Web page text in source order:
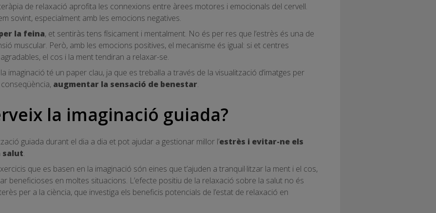
de relaxació aprofita les connexions entre àrees motores i emocionals del cervell.
sovint, especialment amb les emocions negatives.
la feina, et sentiràs tens físicament i mentalment. No és per res que l’estrès és una de
muscular. Però, amb les emocions positives, el mecanisme és igual: si et centres
el cos i la ment tendiran a relaxar-se.
imaginació té un paper clau, ja que es treballa a través de la visualització d’imatges per
conseqüència, augmentar la sensació de benestar.
la imaginació guiada?
guiada durant el dia a dia et pot ajudar a gestionar millor l’estrès i evitar-ne els
salut.
que es basen en la imaginació són eines que t’ajuden a tranquil·litzar la ment i el cos,
beneficioses en moltes situacions. L’efecte positiu de la relaxació sobre la salut no és
per a la ciència, que investiga els beneficis potencials de l’estat de relaxació en